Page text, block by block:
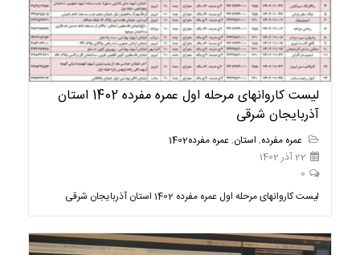
لیست کاروانهای مرحله اول عمره مفرده 1402 استان
آذربایجان شرقی
عمره مفرده, استان,عمره مفرده1402
22 آذر 1402
0
لیست کاروانهای مرحله اول عمره مفرده 1402 استان آذربایجان شرقی